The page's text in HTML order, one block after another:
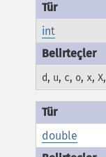
int
d, u, c, o, x,X,
double